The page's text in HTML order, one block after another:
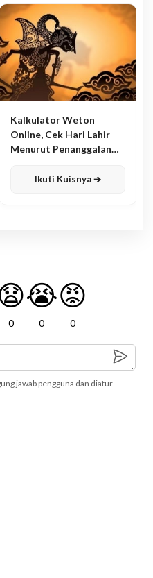
Kalkulator Weton
Online, Cek Hari Lahir
Menurut Penanggalan
Ikuti Kuisnya ➔
0
😭
0
😡
0
jawab pengguna dan diatur